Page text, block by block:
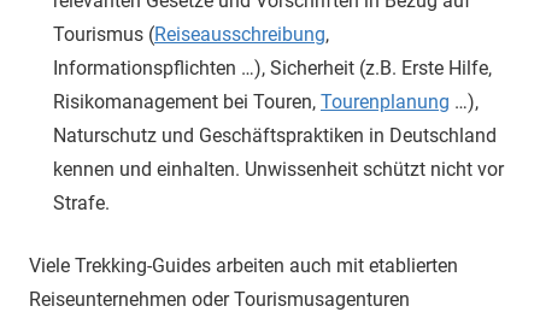
Tourismus (Reiseausschreibung,
Informationspflichten …), Sicherheit (z.B. Erste Hilfe,
Risikomanagement bei Touren, Tourenplanung …),
Naturschutz und Geschäftspraktiken in Deutschland
kennen und einhalten. Unwissenheit schützt nicht vor
Strafe.
Viele Trekking-Guides arbeiten auch mit etablierten
Reiseunternehmen oder Tourismusagenturen